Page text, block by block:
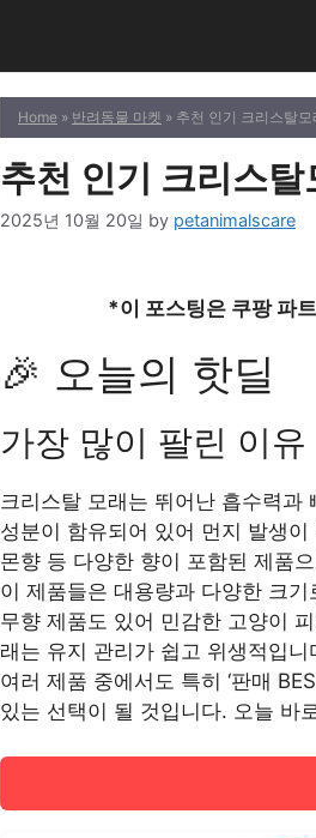
Home » 반려동물 마켓 » 추천 인기 크리스탈
추천 인기 크리스
2025년 10월 20일 by petanimalscare
*이 포스팅은 쿠팡 파
🎉 오늘의 핫딜
가장 많이 팔린 이유
크리스탈 모래는 뛰어난 흡수력
성분이 함유되어 있어 먼지 발생
몬향 등 다양한 향이 포함된 제품
이 제품들은 대용량과 다양한 크
무향 제품도 있어 민감한 고양이
래는 유지 관리가 쉽고 위생적입니
여러 제품 중에서도 특히 ‘판매
있는 선택이 될 것입니다. 오늘 바